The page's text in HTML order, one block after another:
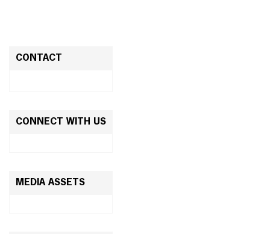
CONTACT
CONNECT WITH US
MEDIA ASSETS